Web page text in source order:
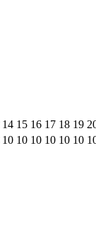
14 15 16 17 18 19
10 10 10 10 10 10